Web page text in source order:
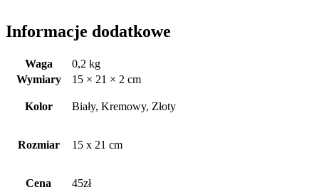
Informacje dodatkowe
Waga
0,2 kg
Wymiary
15 × 21 × 2 cm
Kolor Biały, Kremowy, Złoty
Rozmiar 15 x 21 cm
Cena 45zł